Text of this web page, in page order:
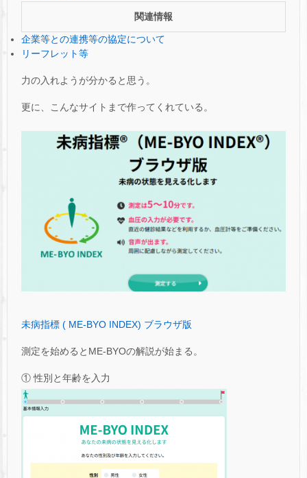
関連情報
企業等との連携等の協定について
リーフレット等
力の入れようが分かると思う。
更に、こんなサイトまで作ってくれている。
未病指標 ( ME-BYO INDEX) ブラウザ版
測定を始めるとME-BYOの解説が始まる。
① 性別と年齢を入力